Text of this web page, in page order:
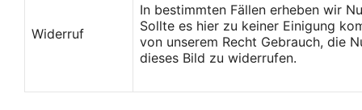
Widerruf
In bestimmten Fällen erheben wir
Sollte es hier zu keiner Einigung
von unserem Recht Gebrauch, die
dieses Bild zu widerrufen.